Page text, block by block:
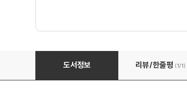
뉴에이지 음악 그리고 크로스오버 이야기 - 살림
도서정보 리뷰/한줄평 (1/1)